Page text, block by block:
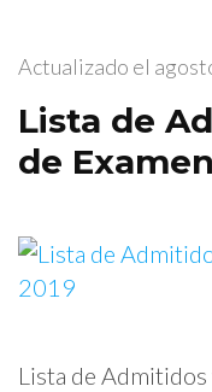
Actualizado el
Lista de
de
Lista de Admitidos